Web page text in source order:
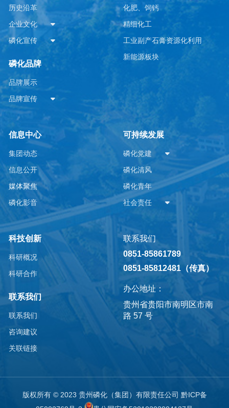
造“比学赶超”的浓厚氛围，推动形成以赛促
学、以赛促训、以...
历史沿革
企业文化
磷化宣传
磷化品牌
品牌展示
品牌宣传
化肥、饲钙
精细化工
工业副产石膏资源化利用
新能源板块
信息中心
集团动态
信息公开
媒体聚焦
磷化影音
可持续发展
磷化党建
磷化清风
磷化青年
社会责任
科技创新
科研概况
科研合作
联系我们
联系我们
咨询建议
关联链接
联系我们
0851-85861789
0851-85812481（传真）
办公地址：
贵州省贵阳市南明区市南
路 57 号
版权所有 © 2023 贵州磷化（集团）有限责任公司 黔ICP备